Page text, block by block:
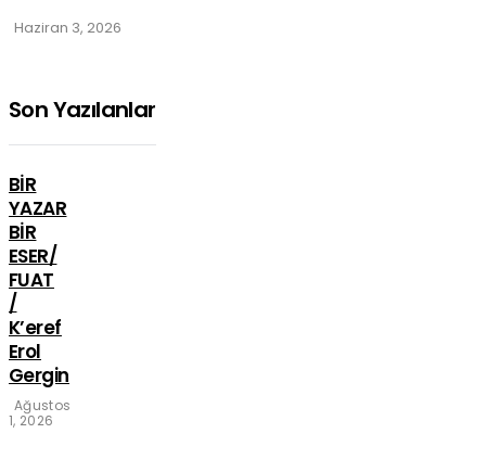
Haziran 3, 2026
Son Yazılanlar
BİR
YAZAR
BİR
ESER/
FUAT
/
K’eref
Erol
Gergin
Ağustos
1, 2026